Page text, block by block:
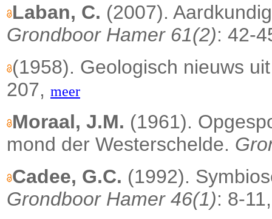
Laban, C. (2007).
Grondboor Hamer 61(2): 42-
(1958). Geologisch nieuws
207, meer
Moraal, J.M. (1961).
mond der Westerschelde.
Cadee, G.C. (1992).
Grondboor Hamer 46(1): 8-